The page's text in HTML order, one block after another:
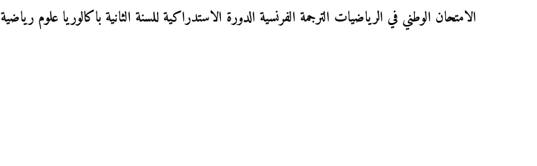
الامتحان الوطني في الرياضيات الترجمة الفرنسية الدورة الاستدراكية للسنة الثانية باكالوريا علوم رياضية 2016